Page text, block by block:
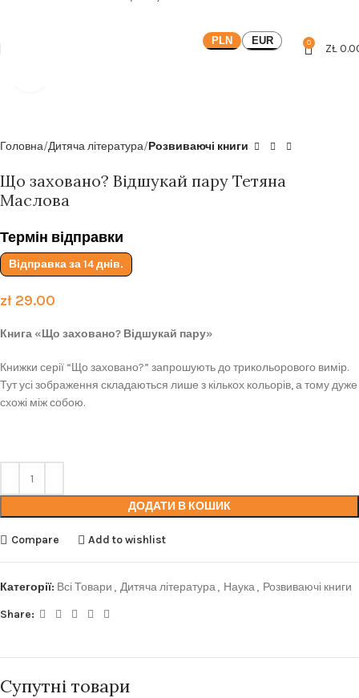
PLN EUR 0 ZŁ
Головна Дитяча література Розвиваючі книги
Що заховано? Відшукай пару Тетяна
Маслова
Термін відправки
Відправка за 14 днів.
zł29.00
Книга «Що заховано? Відшукай пару»
Книжки серії “Що заховано?” запрошують до трикольорового вимір.
Тут усі зображення складаються лише з кількох кольорів, а тому дуже
схожі між собою.
ДОДАТИ В КОШИК
Compare Add to wishlist
Категорії: Всі Товари , Дитяча література, Наука, Розвиваючі книги
Share:
Супутні товари